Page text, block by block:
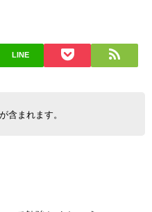
LINE
含まれます。